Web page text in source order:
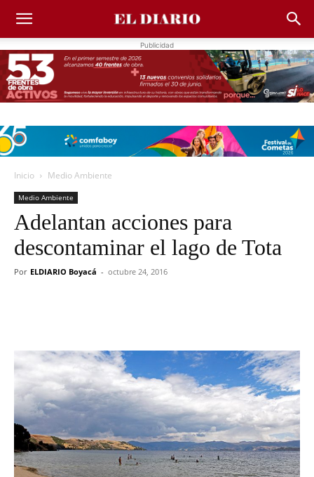
Publicidad
Inicio Medio Ambiente
Medio Ambiente
Adelantan acciones para
descontaminar el lago de Tota
Por ELDIARIO Boyacá - octubre 24, 2016